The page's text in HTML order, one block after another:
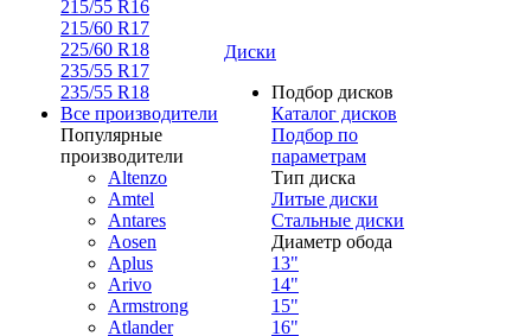
215/55 R16
215/60 R17
225/60 R18
235/55 R17
235/55 R18
Все производители
Популярные
производители
Altenzo
Amtel
Antares
Aosen
Aplus
Arivo
Armstrong
Atlander
Диски
Подбор дисков
Каталог дисков
Подбор по
параметрам
Тип диска
Литые диски
Стальные диски
Диаметр обода
13"
14"
15"
16"